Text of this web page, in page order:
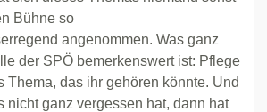
Bühne so
angenommen. Was ganz
der SPÖ bemerkenswert ist: Pflege
Thema, das ihr gehören könnte. Und
nicht ganz vergessen hat, dann hat